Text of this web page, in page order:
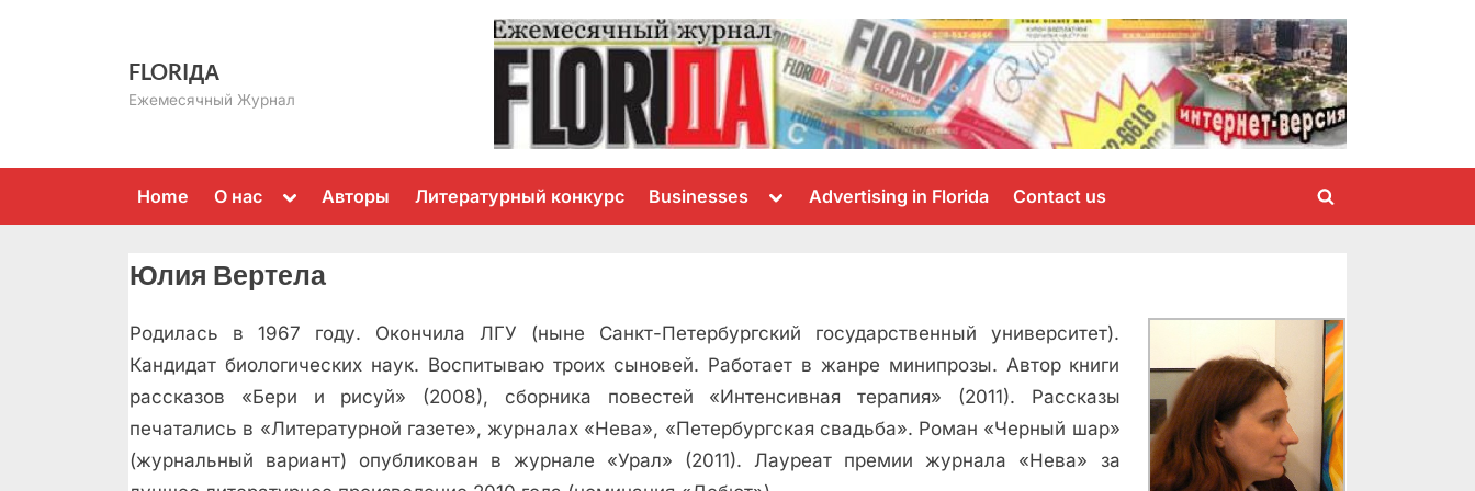
FLORIДА
Ежемесячный Журнал
Home О нас
Toggle
menu
Авторы Литературный конкурс Businesses
Toggle
menu
Advertising in Florida Contact us
Toggle
Юлия Вертела
Родилась в 1967 году. Окончила ЛГУ (ныне Санкт-Петербургский государственный университет).
Кандидат биологических наук. Воспитываю троих сыновей. Работаeт в жанре минипрозы. Автор книги
рассказов «Бери и рисуй» (2008), сборника повестей «Интенсивная терапия» (2011). Рассказы
печатались в «Литературной газете», журналах «Нева», «Петербургская свадьба». Роман «Черный шар»
(журнальный вариант) опубликован в журнале «Урал» (2011). Лауреат премии журнала «Нева» за